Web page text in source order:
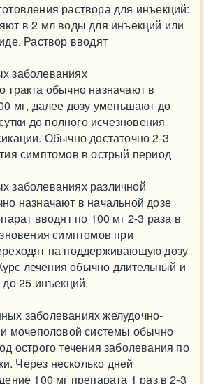
раствора для инъекций:
в 2 мл воды для инъекций или
Раствор вводят
заболеваниях
тракта обычно назначают в
мг, далее дозу уменьшают до
до полного исчезновения
Обычно достаточно 2-3
симптомов в острый период
заболеваниях различной
назначают в начальной дозе
вводят по 100 мг 2-3 раза в
симптомов при
на поддерживающую дозу
лечения обычно длительный и
25 инъекций.
заболеваниях желудочно-
и мочеполовой системы обычно
острого течения заболевания по
Через несколько дней
100 мг препарата 1 раз в 2-3